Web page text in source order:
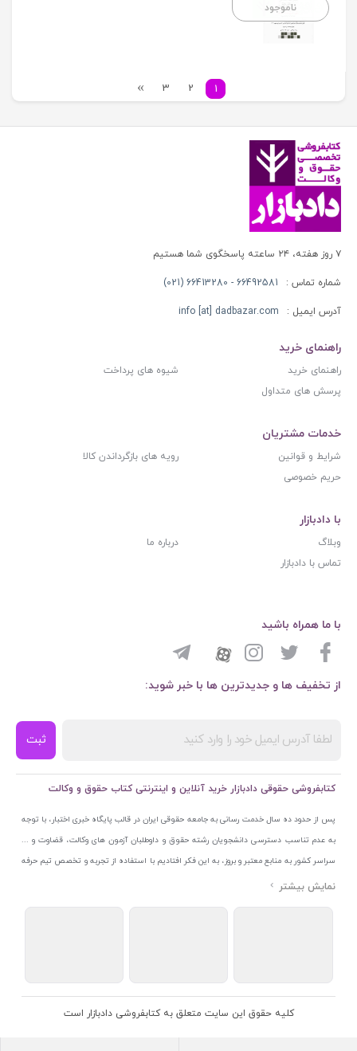
ناموجود
1
2
3
۷ روز هفته، ۲۴ ساعته پاسخگوی شما هستیم
شماره تماس : 66492581 - 66413280 (021)
آدرس ایمیل : info [at] dadbazar.com
راهنمای خرید
راهنمای خرید
شیوه های پرداخت
پرسش های متداول
خدمات مشتریان
شرایط و قوانین
رویه های بازگرداندن کالا
حریم خصوصی
با دادبازار
وبلاگ
درباره ما
تماس با دادبازار
از تخفیف ها و جدیدترین ها با خبر شوید:
ثبت
با ما همراه باشید
کتابفروشی حقوقی دادبازار خرید آنلاین و اینترنتی کتاب حقوق و وکالت
پس از حدود ده سال خدمت رسانی به جامعه حقوقی ایران در قالب پایگاه خبری اختبار، با توجه
به عدم تناسب دسترسی دانشجویان رشته حقوق و داوطلبان آزمون های وکالت، قضاوت و ...
سراسر کشور به منابع معتبر و بروز، به این فکر افتادیم با استفاده از تجربه و تخصص تیم حرفه
ای اختبار خدمتی جدید به جامعه حقوقی ایران ارائه کنیم. به این منظور با راه اندازی و تجهیز
اتحادیه ناشران و کتابفروشان تهران به منظور ارائه مطمئن ترین خدمات مجموعه بسیار کامل و
کلیه حقوق این سایت متعلق به کتابفروشی دادبازار است